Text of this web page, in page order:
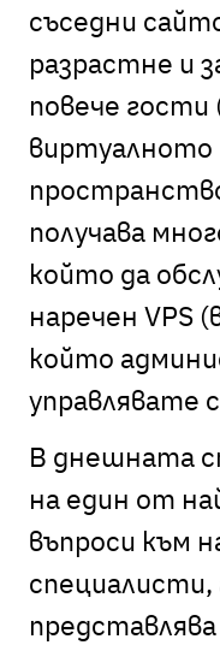
съседни
разрастне и
повече
виртуалното
получава
който да
наречен VPS
който
управлявате
В днешната
на един от
въпроси към
специалисти,